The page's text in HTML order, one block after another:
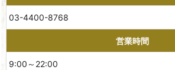
03-4400-8768
営業時間
9:00～22:00